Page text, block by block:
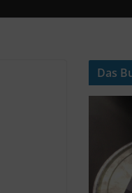
Das